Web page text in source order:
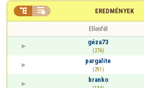
EREDMÉNYEK
 
Ellenfél
géza73
(276)
pargalite
(291)
branko